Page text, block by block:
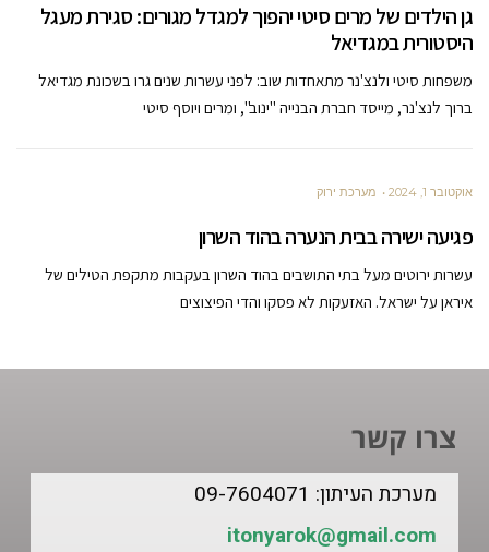
גן הילדים של מרים סיטי יהפוך למגדל מגורים: סגירת מעגל
היסטורית במגדיאל
משפחות סיטי ולנצ'נר מתאחדות שוב: לפני עשרות שנים גרו בשכונת מגדיאל
ברוך לנצ'נר, מייסד חברת הבנייה "ינוב", ומרים ויוסף סיטי
אוקטובר 1, 2024 מערכת ירוק
פגיעה ישירה בבית הנערה בהוד השרון
עשרות ירוטים מעל בתי התושבים בהוד השרון בעקבות מתקפת הטילים של
איראן על ישראל. האזעקות לא פסקו והדי הפיצוצים
צרו קשר
מערכת העיתון: 09-7604071
itonyarok@gmail.com